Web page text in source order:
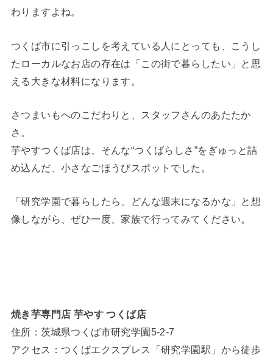
わりますよね。
つくば市に引っこしを考えている人にとっても、こうし
たローカルなお店の存在は「この街で暮らしたい」と思
える大きな材料になります。
さつまいもへのこだわりと、スタッフさんのあたたか
さ。
芋やすつくば店は、そんな“つくばらしさ”をぎゅっと詰
め込んだ、小さなごほうびスポットでした。
「研究学園で暮らしたら、どんな週末になるかな」と想
像しながら、ぜひ一度、家族で行ってみてください。
焼き芋専門店 芋やす つくば店
住所：茨城県つくば市研究学園5-2-7
アクセス：つくばエクスプレス「研究学園駅」から徒歩